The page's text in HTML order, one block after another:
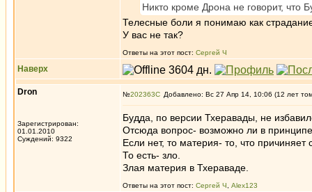
Никто кроме Дрона не говорит, что
Телесные боли я понимаю как
У вас не так?
Ответы на этот пост: Сергей Ч
Наверх
Dron
Зарегистрирован:
01.01.2010
Суждений: 9322
№202363 Добавлено: Вс 27 Апр 14, 10:06 (12 лет
Будда, по версии Тхеравады, не
Отсюда вопрос- возможно ли в
Если нет, то материя- то, что причиняет
То есть- зло.
Злая материя в Тхераваде.
Ответы на этот пост: Сергей Ч Alex123